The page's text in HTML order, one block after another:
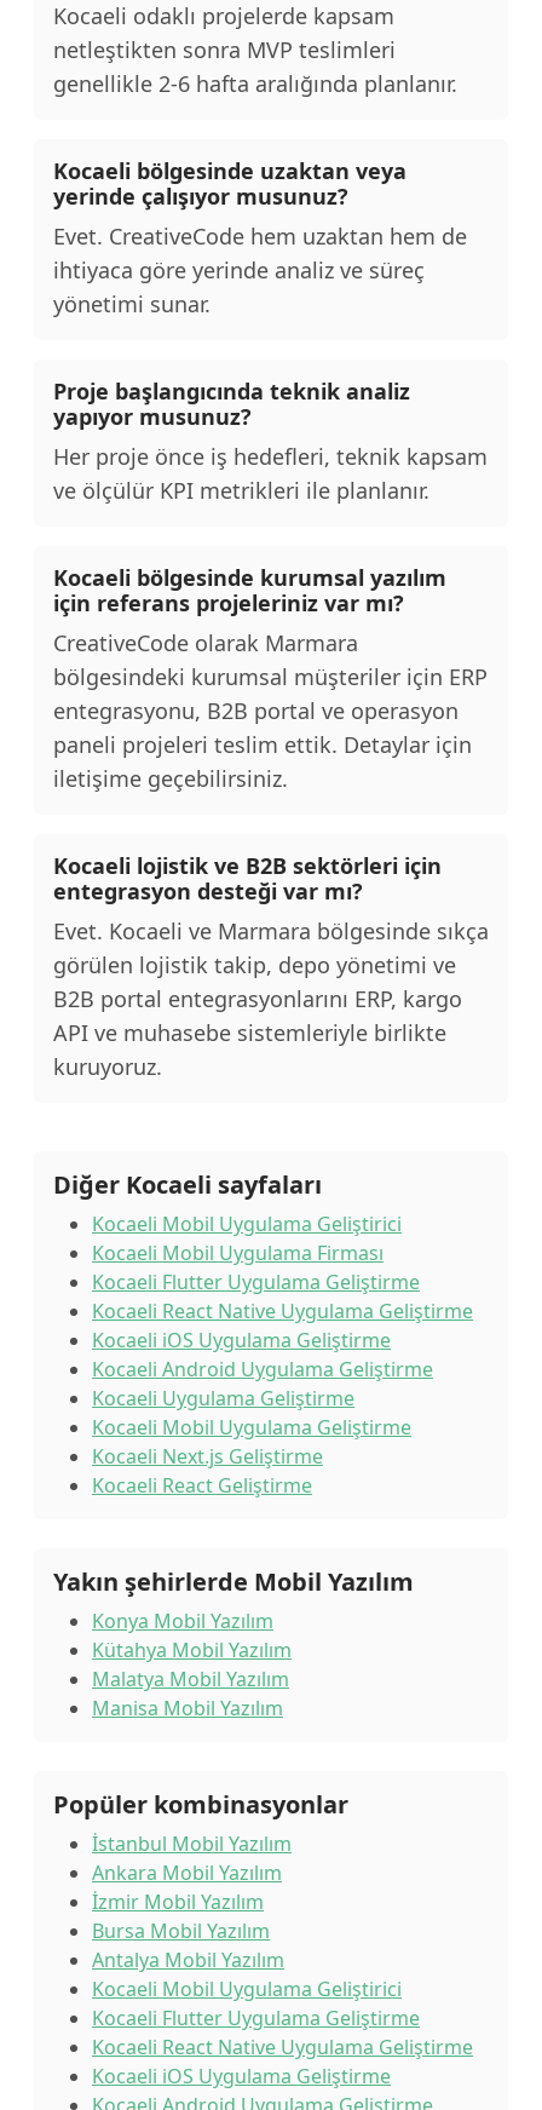
Kocaeli odaklı projelerde kapsam
netleştikten sonra MVP teslimleri
genellikle 2-6 hafta aralığında planlanır.
Kocaeli bölgesinde uzaktan veya
yerinde çalışıyor musunuz?
Evet. CreativeCode hem uzaktan hem de
ihtiyaca göre yerinde analiz ve süreç
yönetimi sunar.
Proje başlangıcında teknik analiz
yapıyor musunuz?
Her proje önce iş hedefleri, teknik kapsam
ve ölçülür KPI metrikleri ile planlanır.
Kocaeli bölgesinde kurumsal yazılım
için referans projeleriniz var mı?
CreativeCode olarak Marmara
bölgesindeki kurumsal müşteriler için ERP
entegrasyonu, B2B portal ve operasyon
paneli projeleri teslim ettik. Detaylar için
iletişime geçebilirsiniz.
Kocaeli lojistik ve B2B sektörleri için
entegrasyon desteği var mı?
Evet. Kocaeli ve Marmara bölgesinde sıkça
görülen lojistik takip, depo yönetimi ve
B2B portal entegrasyonlarını ERP, kargo
API ve muhasebe sistemleriyle birlikte
kuruyoruz.
Diğer Kocaeli sayfaları
Kocaeli Mobil Uygulama Geliştirici
Kocaeli Mobil Uygulama Firması
Kocaeli Flutter Uygulama Geliştirme
Kocaeli React Native Uygulama Geliştirme
Kocaeli iOS Uygulama Geliştirme
Kocaeli Android Uygulama Geliştirme
Kocaeli Uygulama Geliştirme
Kocaeli Mobil Uygulama Geliştirme
Kocaeli Next.js Geliştirme
Kocaeli React Geliştirme
Yakın şehirlerde Mobil Yazılım
Konya Mobil Yazılım
Kütahya Mobil Yazılım
Malatya Mobil Yazılım
Manisa Mobil Yazılım
Popüler kombinasyonlar
İstanbul Mobil Yazılım
Ankara Mobil Yazılım
İzmir Mobil Yazılım
Bursa Mobil Yazılım
Antalya Mobil Yazılım
Kocaeli Mobil Uygulama Geliştirici
Kocaeli Flutter Uygulama Geliştirme
Kocaeli React Native Uygulama Geliştirme
Kocaeli iOS Uygulama Geliştirme